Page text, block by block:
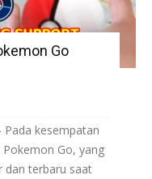
Go
Pada kesempatan
Go, yang
dan terbaru saat